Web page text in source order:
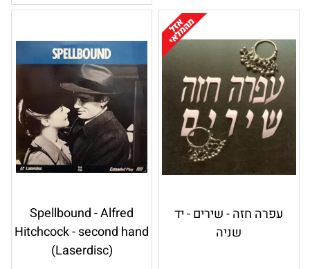
עפרה חזה - שירים - יד
שניה
Spellbound - Alfred
Hitchcock - second hand
(Laserdisc)